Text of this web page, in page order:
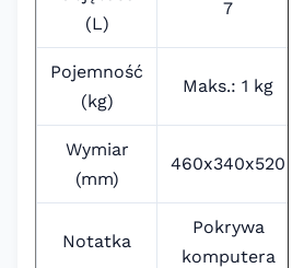
(L)
7
Pojemność
(kg)
Maks.: 1 kg
Wymiar
(mm)
460x340x520
Notatka
Pokrywa
komputera